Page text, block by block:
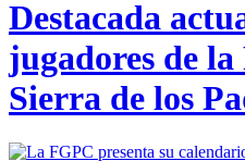
Destacada
jugadores de
Sierra de los